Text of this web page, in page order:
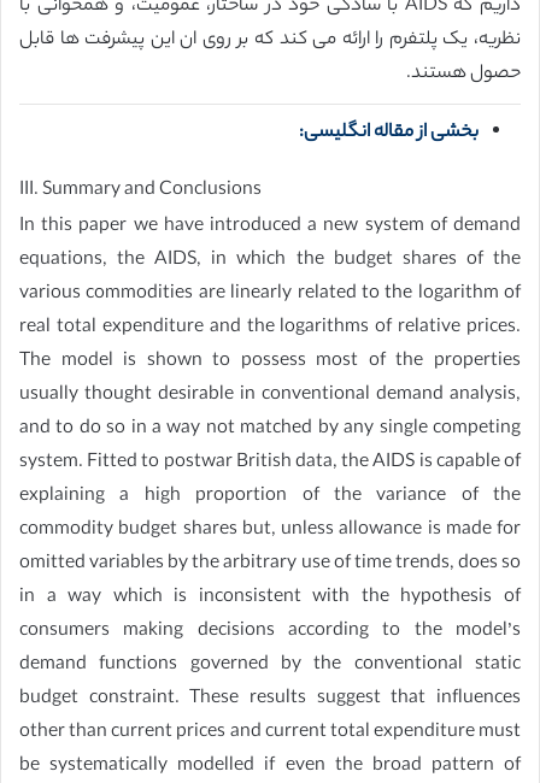
داریم که AIDS با سادگی خود در ساختار، عمومیت، و همخوانی با
نظریه، یک پلتفرم را ارائه می کند که بر روی ان این پیشرفت ها قابل
حصول هستند.
بخشی از مقاله انگلیسی:
III. Summary and Conclusions
In this paper we have introduced a new system of demand
equations, the AIDS, in which the budget shares of the
various commodities are linearly related to the logarithm of
real total expenditure and the logarithms of relative prices.
The model is shown to possess most of the properties
usually thought desirable in conventional demand analysis,
and to do so in a way not matched by any single competing
system. Fitted to postwar British data, the AIDS is capable of
explaining a high proportion of the variance of the
commodity budget shares but, unless allowance is made for
omitted variables by the arbitrary use of time trends, does so
in a way which is inconsistent with the hypothesis of
consumers making decisions according to the model’s
demand functions governed by the conventional static
budget constraint. These results suggest that influences
other than current prices and current total expenditure must
be systematically modelled if even the broad pattern of